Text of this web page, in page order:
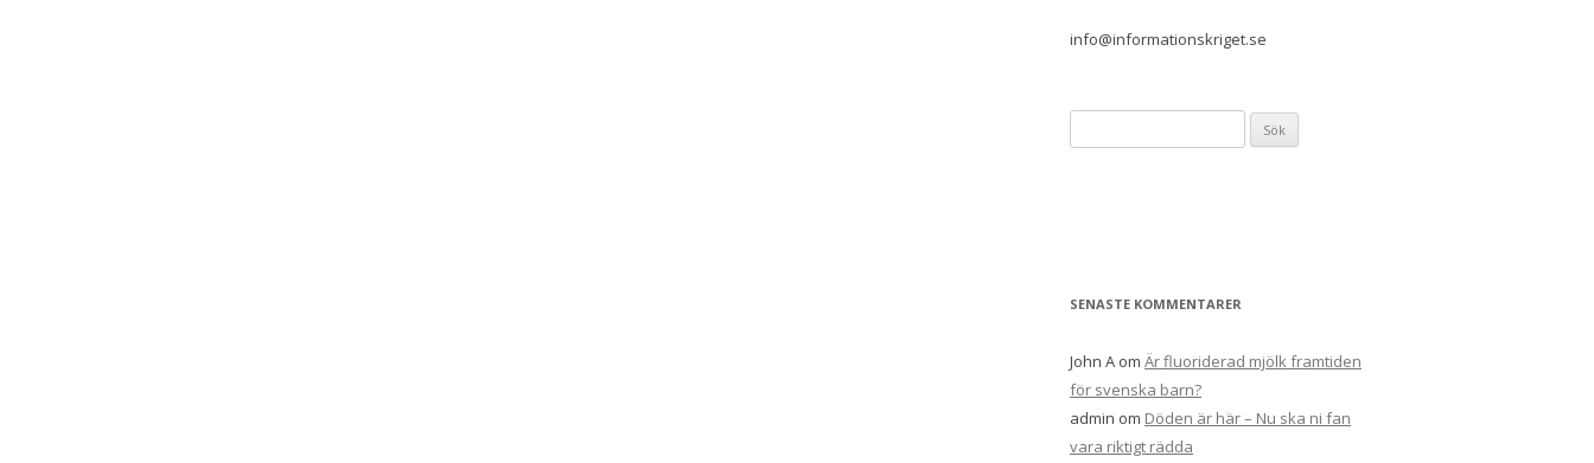
info@informationskriget.se
ö
e
:
SENASTE KOMMENTARER
John A om Är fluoriderad mjölk framtiden
för svenska barn?
admin om Döden är här – Nu ska ni fan
vara riktigt rädda